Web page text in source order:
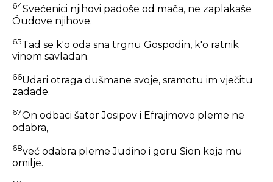
64Svećenici njihovi padoše od mača, ne zaplakaše
Óudove njihove.
65Tad se k'o oda sna trgnu Gospodin, k'o ratnik
vinom savladan.
66Udari otraga dušmane svoje, sramotu im vječitu
zadade.
67On odbaci šator Josipov i Efrajimovo pleme ne
odabra,
68već odabra pleme Judino i goru Sion koja mu
omilje.